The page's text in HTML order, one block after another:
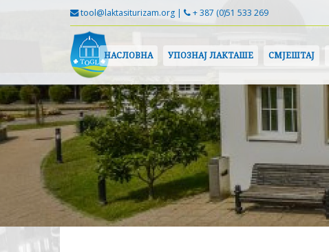
tool@laktasiturizam.org | + 387 (0)51 533 269
НАСЛОВНА УПОЗНАЈ ЛАКТАШЕ СМЈЕШТАЈ